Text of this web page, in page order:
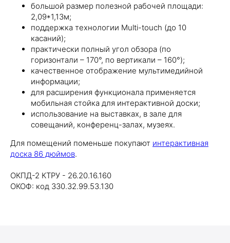
большой размер полезной рабочей площади:
2,09*1,13м;
поддержка технологии Multi-touch (до 10
касаний);
практически полный угол обзора (по
горизонтали – 170°, по вертикали – 160°);
качественное отображение мультимедийной
информации;
для расширения функционала применяется
мобильная стойка для интерактивной доски;
использование на выставках, в зале для
совещаний, конференц-залах, музеях.
Для помещений поменьше покупают интерактивная
доска 86 дюймов.
ОКПД-2 КТРУ - 26.20.16.160
ОКОФ: код 330.32.99.53.130